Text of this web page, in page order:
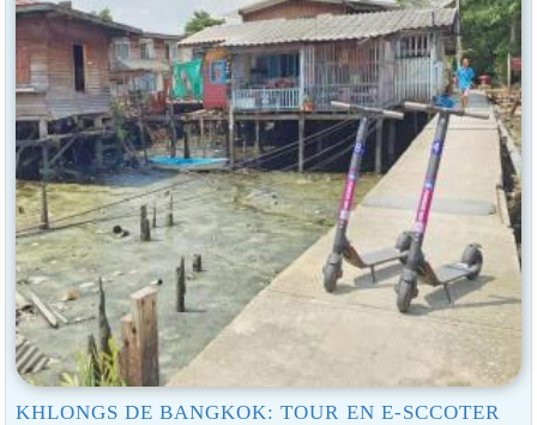
KHLONGS DE BANGKOK: TOUR EN E-SCCOTER